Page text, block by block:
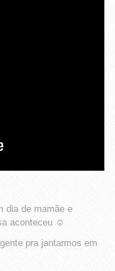
dia de mamãe e
aconteceu ☺️
pra jantarmos em